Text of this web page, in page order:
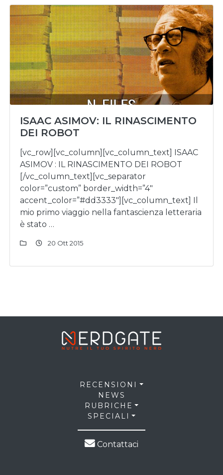
ISAAC ASIMOV: IL RINASCIMENTO
DEI ROBOT
[vc_row][vc_column][vc_column_text] ISAAC
ASIMOV : IL RINASCIMENTO DEI ROBOT
[/vc_column_text][vc_separator
color=”custom” border_width=”4″
accent_color=”#dd3333″][vc_column_text] Il
mio primo viaggio nella fantascienza letteraria
è stato …
20 Ott 2015
RECENSIONI
NEWS
RUBRICHE
SPECIALI
Contattaci